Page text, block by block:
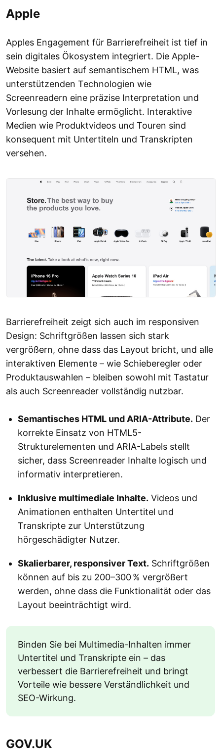
Apple
Apples Engagement für Barrierefreiheit ist tief in
sein digitales Ökosystem integriert. Die Apple-
Website basiert auf semantischem HTML, was
unterstützenden Technologien wie
Screenreadern eine präzise Interpretation und
Vorlesung der Inhalte ermöglicht. Interaktive
Medien wie Produktvideos und Touren sind
konsequent mit Untertiteln und Transkripten
versehen.
Barrierefreiheit zeigt sich auch im responsiven
Design: Schriftgrößen lassen sich stark
vergrößern, ohne dass das Layout bricht, und alle
interaktiven Elemente – wie Schieberegler oder
Produktauswahlen – bleiben sowohl mit Tastatur
als auch Screenreader vollständig nutzbar.
Semantisches HTML und ARIA-Attribute. Der
korrekte Einsatz von HTML5-
Strukturelementen und ARIA-Labels stellt
sicher, dass Screenreader Inhalte logisch und
informativ interpretieren.
Inklusive multimediale Inhalte. Videos und
Animationen enthalten Untertitel und
Transkripte zur Unterstützung
hörgeschädigter Nutzer.
Skalierbarer, responsiver Text. Schriftgrößen
können auf bis zu 200–300 % vergrößert
werden, ohne dass die Funktionalität oder das
Layout beeinträchtigt wird.
Binden Sie bei Multimedia-Inhalten immer
Untertitel und Transkripte ein – das
verbessert die Barrierefreiheit und bringt
Vorteile wie bessere Verständlichkeit und
SEO-Wirkung.
GOV.UK